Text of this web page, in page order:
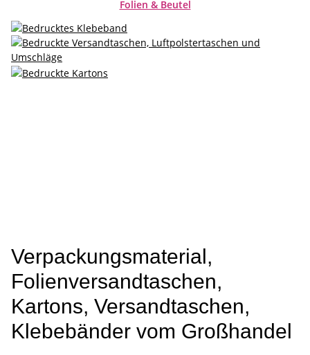
Folien & Beutel
Verpackungsmaterial,
Folienversandtaschen,
Kartons, Versandtaschen,
Klebebänder vom Großhandel